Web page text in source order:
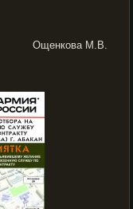
Ощенкова М.В.